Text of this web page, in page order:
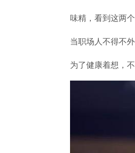
味精，看到这两
当职场人不得不
为了健康着想，